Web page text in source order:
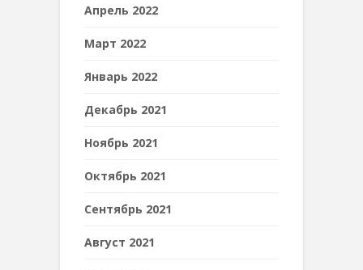
Апрель 2022
Март 2022
Январь 2022
Декабрь 2021
Ноябрь 2021
Октябрь 2021
Сентябрь 2021
Август 2021